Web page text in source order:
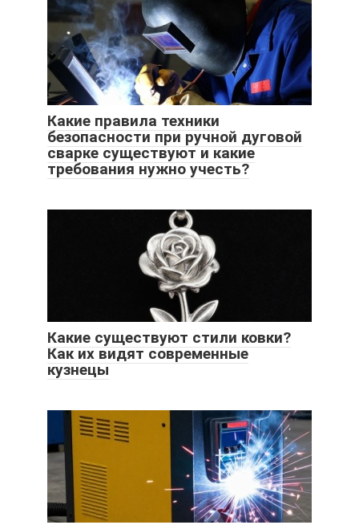
Какие правила техники
безопасности при ручной дуговой
сварке существуют и какие
требования нужно учесть?
Какие существуют стили ковки?
Как их видят современные
кузнецы